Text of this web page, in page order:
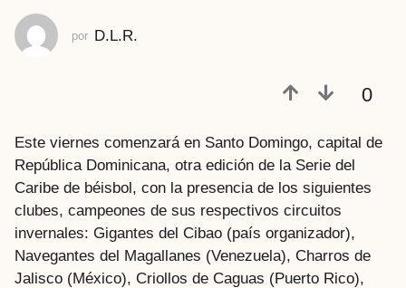
ñ
o
s
á
s
por D.L.R.
0
Este viernes comenzará en Santo Domingo, capital de
República Dominicana, otra edición de la Serie del
Caribe de béisbol, con la presencia de los siguientes
clubes, campeones de sus respectivos circuitos
invernales: Gigantes del Cibao (país organizador),
Navegantes del Magallanes (Venezuela), Charros de
Jalisco (México), Criollos de Caguas (Puerto Rico),